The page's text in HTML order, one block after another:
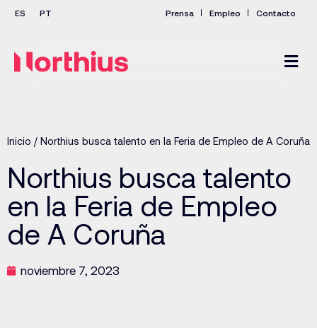
Prensa Empleo Contacto
Inicio / Northius busca talento en la Feria de Empleo de A Coruña
Northius busca talento
en la Feria de Empleo
de A Coruña
noviembre 7, 2023